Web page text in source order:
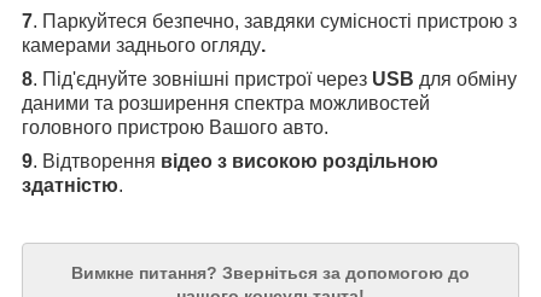
7. Паркуйтеся безпечно, завдяки сумісності пристрою з
камерами заднього огляду.
8. Під'єднуйте зовнішні пристрої через USB для обміну
даними та розширення спектра можливостей
головного пристрою Вашого авто.
9. Відтворення відео з високою роздільною
здатністю.
Вимкне питання? Зверніться за допомогою до